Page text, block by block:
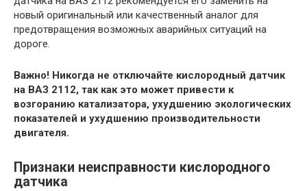
новый оригинальный или качественный аналог для
предотвращения возможных аварийных ситуаций на
дороге.
Важно! Никогда не отключайте кислородный датчик
на ВАЗ 2112, так как это может привести к
возгоранию катализатора, ухудшению экологических
показателей и ухудшению производительности
двигателя.
Признаки неисправности кислородного
датчика